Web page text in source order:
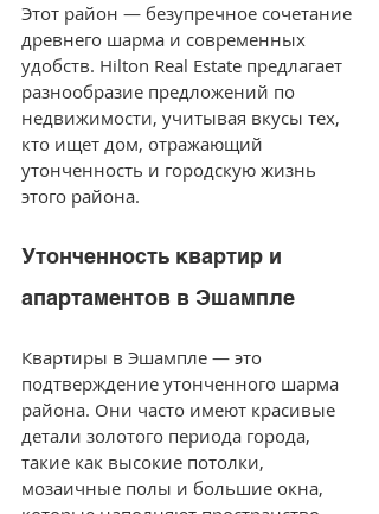
Этот район — безупречное сочетание
древнего шарма и современных
удобств. Hilton Real Estate предлагает
разнообразие предложений по
недвижимости, учитывая вкусы тех,
кто ищет дом, отражающий
утонченность и городскую жизнь
этого района.
Утонченность квартир и
апартаментов в Эшампле
Квартиры в Эшампле — это
подтверждение утонченного шарма
района. Они часто имеют красивые
детали золотого периода города,
такие как высокие потолки,
мозаичные полы и большие окна,